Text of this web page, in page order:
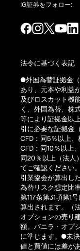
IG証券をフォロー:
法令に基づく表記
●外国為替証拠金
あり、元本や利益
及びロスカット機
く、外国為替、株
等により証拠金以
引に必要な証拠金
CFD：同5％以上
CFD：同10％以上
同20％以上（法人
てご確認ください
引業協会が算出し
為替リスク想定比
第117条第31項第1
算出されます。（
オプションの売り
額。バニラ・オプ
に準じます。●未
値と買値には差が